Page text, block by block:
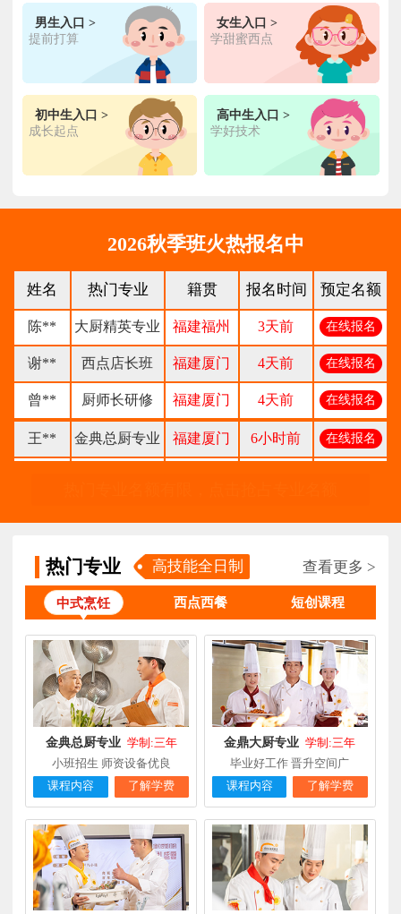
男生入口 >
提前打算
女生入口 >
学甜蜜西点
初中生入口 >
成长起点
高中生入口 >
学好技术
2026秋季班火热报名中
姓名 热门专业 籍贯 报名时间 预定名额
王** 金典总厨专业 福建厦门 6小时前 在线报名
林** 金鼎大厨专业 福建漳州 1天前 在线报名
陈** 时尚西点专业 福建泉州 3天前 在线报名
金领大厨专业 在线报名
经典西点专业 福建厦门 1天前
专业
陈** 大厨精英专业 福建福州 3天前 在线报名
谢** 西点店长班 福建厦门 4天前 在线报名
曾** 厨师长研修 福建厦门 4天前 在线报名
王** 金典总厨专业 福建厦门 6小时前 在线报名
钟** 经典西点专业 福建龙岩
柯** 经典西点专业 福建厦门 1天前 在线报名
赖**
时尚西餐西点
专业
福建三明 16小时前 在线报名
陈** 大厨精英专业 福建福州 3天前 在线报名
谢** 西点店长班 福建厦门 4天前 在线报名
曾** 厨师长研修 福建厦门 4天前 在线报名
热门专业 高技能全日制 查看更多 >
中式烹饪 西点西餐 短创课程
金典总厨专业 学制:三年
小班招生 师资设备优良
课程内容
了解学费
金鼎大厨专业 学制:三年
毕业好工作 晋升空间广
课程内容
了解学费